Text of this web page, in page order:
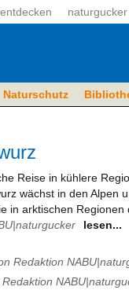
Naturschutz
Reise in kühlere
wächst in den Alpen
in arktischen Regionen
lesen...
Redaktion
Redaktion